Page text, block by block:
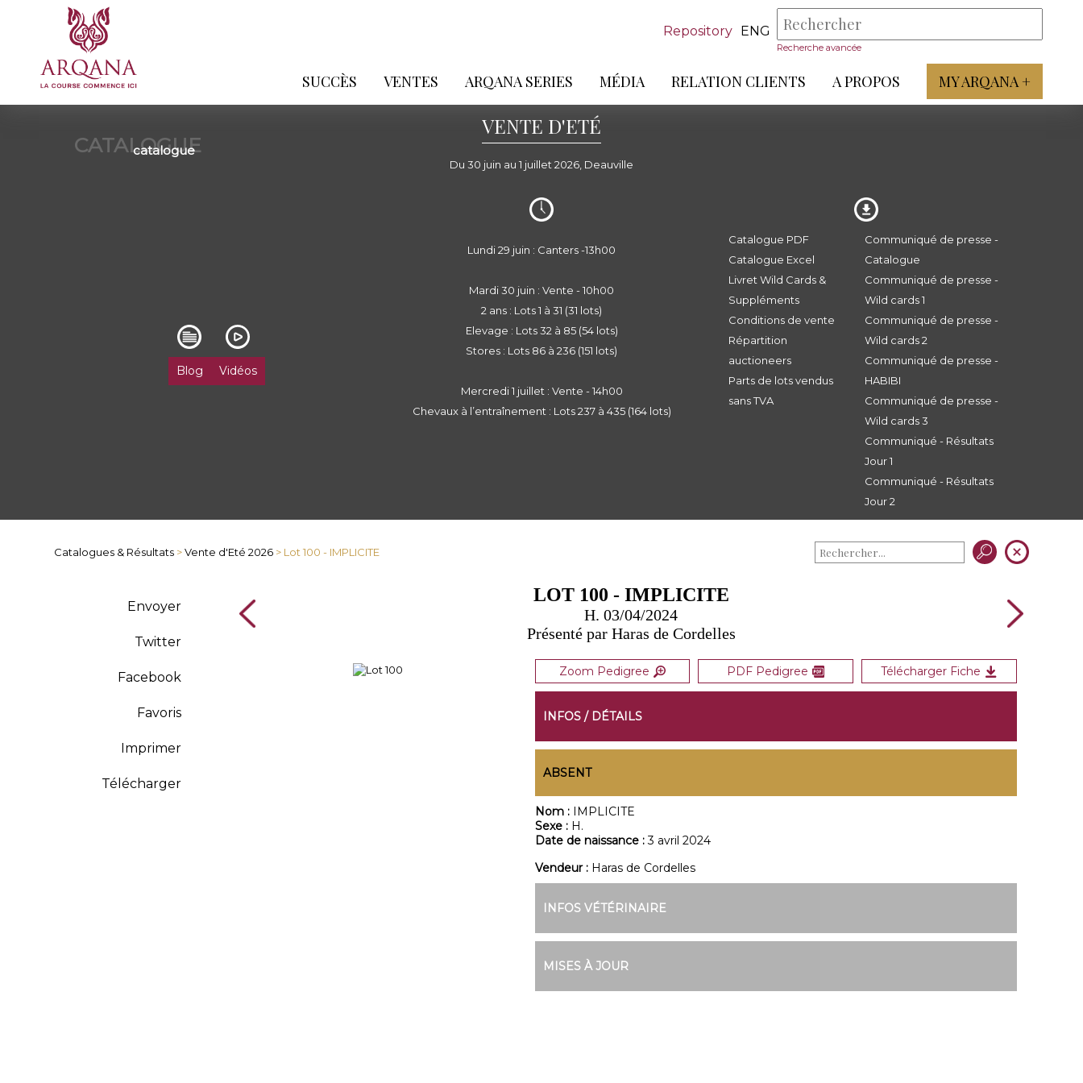
Repository ENG
Recherche avancée
SUCCÈS VENTES ARQANA SERIES MÉDIA RELATION CLIENTS A PROPOS MY ARQANA +
CATALOGUE
catalogue
VENTE D'ETÉ
Du 30 juin au 1 juillet 2026, Deauville
Blog Vidéos
Lundi 29 juin : Canters -13h00
Mardi 30 juin : Vente - 10h00
2 ans : Lots 1 à 31 (31 lots)
Elevage : Lots 32 à 85 (54 lots)
Stores : Lots 86 à 236 (151 lots)
Mercredi 1 juillet : Vente - 14h00
Chevaux à l’entraînement : Lots 237 à 435 (164 lots)
Catalogue PDF
Catalogue Excel
Livret Wild Cards &
Suppléments
Conditions de vente
Répartition
auctioneers
Parts de lots vendus
sans TVA
Communiqué de presse -
Catalogue
Communiqué de presse -
Wild cards 1
Communiqué de presse -
Wild cards 2
Communiqué de presse -
HABIBI
Communiqué de presse -
Wild cards 3
Communiqué - Résultats
Jour 1
Communiqué - Résultats
Jour 2
Catalogues & Résultats >Vente d'Eté 2026 > Lot 100 - IMPLICITE
Envoyer
Twitter
Facebook
Favoris
Imprimer
Télécharger
LOT 100 - IMPLICITE
H. 03/04/2024
Présenté par Haras de Cordelles
Zoom Pedigree PDF Pedigree Télécharger Fiche
INFOS / DÉTAILS
ABSENT
Nom : IMPLICITE
Sexe : H.
Date de naissance :3 avril 2024
Vendeur : Haras de Cordelles
INFOS VÉTÉRINAIRE
MISES À JOUR